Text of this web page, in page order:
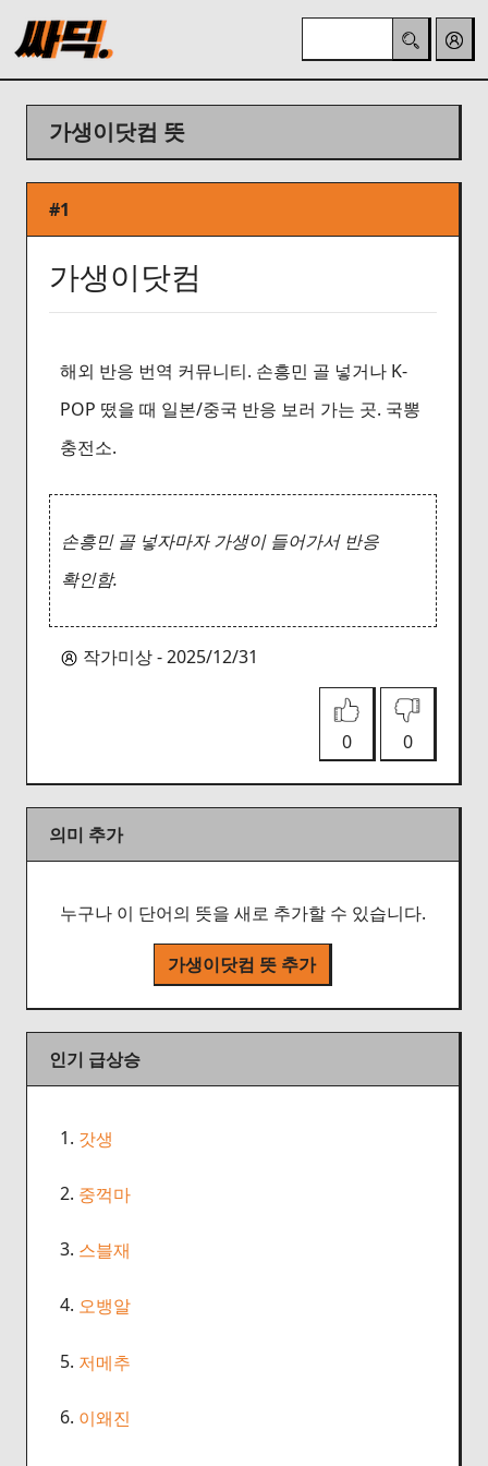
가생이닷컴 뜻
#1
가생이닷컴
해외 반응 번역 커뮤니티. 손흥민 골 넣거나 K-
POP 떴을 때 일본/중국 반응 보러 가는 곳. 국뽕
충전소.
손흥민 골 넣자마자 가생이 들어가서 반응
확인함.
작가미상 - 2025/12/31
0 0
의미 추가
누구나 이 단어의 뜻을 새로 추가할 수 있습니다.
가생이닷컴 뜻 추가
인기 급상승
1. 갓생
2. 중꺽마
3. 스블재
4. 오뱅알
5. 저메추
6. 이왜진